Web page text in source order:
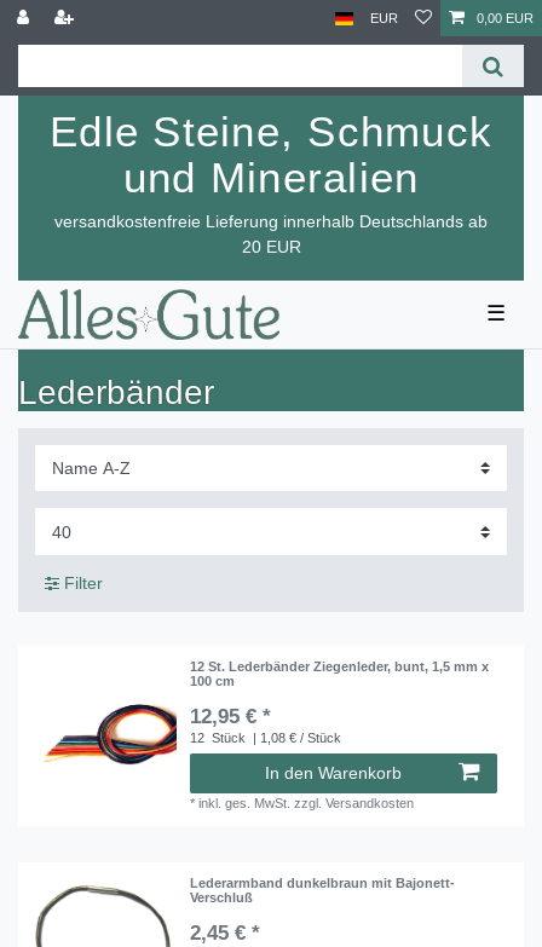
EUR 0,00 EUR
Edle Steine, Schmuck
und Mineralien
versandkostenfreie Lieferung innerhalb Deutschlands ab
20 EUR
☰
Lederbänder
Filter
12 St. Lederbänder Ziegenleder, bunt, 1,5 mm x
100 cm
12,95 € *
12 Stück | 1,08 € / Stück
In den Warenkorb
*inkl. ges. MwSt. zzgl.Versandkosten
Lederarmband dunkelbraun mit Bajonett-
Verschluß
2,45 € *